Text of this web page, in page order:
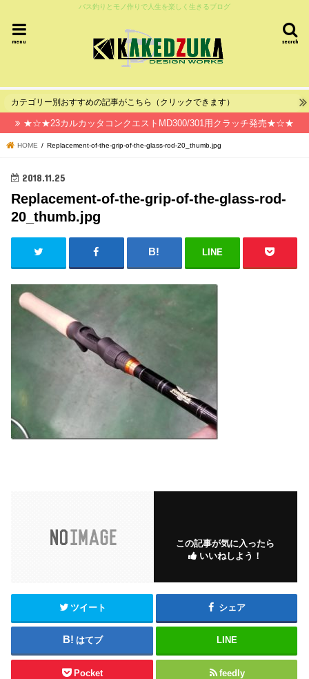
バス釣りとモノ作りで人生を楽しく生きるブログ
search
menu
カテゴリー別おすすめの記事がこちら（クリックできます）
★☆★23カルカッタコンクエストMD300/301用クラッチ発売★☆★
HOME Replacement-of-the-grip-of-the-glass-rod-20_thumb.jpg
2018.11.25
Replacement-of-the-grip-of-the-glass-rod-
20_thumb.jpg
LINE
この記事が気に入ったら
いいねしよう！
ツイート シェア
はてブ LINE
Pocket feedly